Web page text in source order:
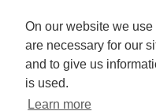
クッキーポリシー
On our website we
are necessary for our
and to give us
is used.
Learn more